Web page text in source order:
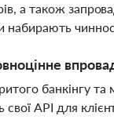
а також
банкінгу та
свої API для